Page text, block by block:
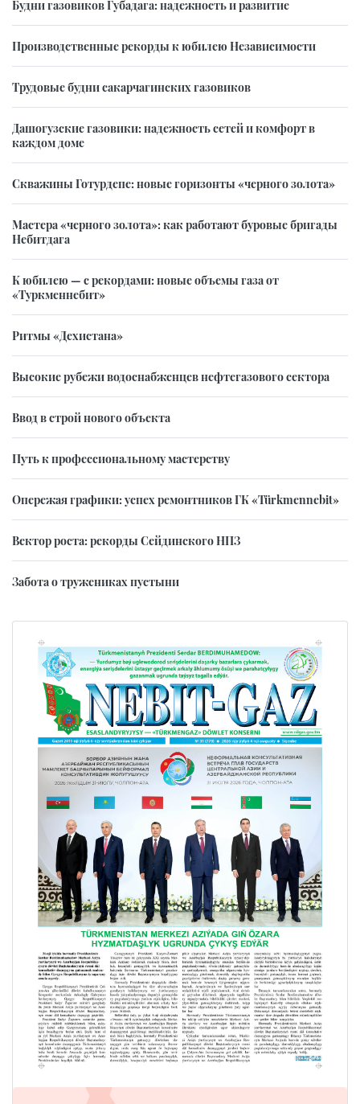
Будни газовиков Губадага: надежность и развитие
Производственные рекорды к юбилею Независимости
Трудовые будни сакарчагинских газовиков
Дашогузские газовики: надежность сетей и комфорт в
каждом доме
Скважины Готурдепе: новые горизонты «черного золота»
Мастера «черного золота»: как работают буровые бригады
Небитдага
К юбилею — с рекордами: новые объемы газа от
«Туркменнебит»
Ритмы «Дехистана»
Высокие рубежи водоснабженцев нефтегазового сектора
Ввод в строй нового объекта
Путь к профессиональному мастерству
Опережая графики: успех ремонтников ГК «Türkmennebit»
Вектор роста: рекорды Сейдинского НПЗ
Забота о тружениках пустыни